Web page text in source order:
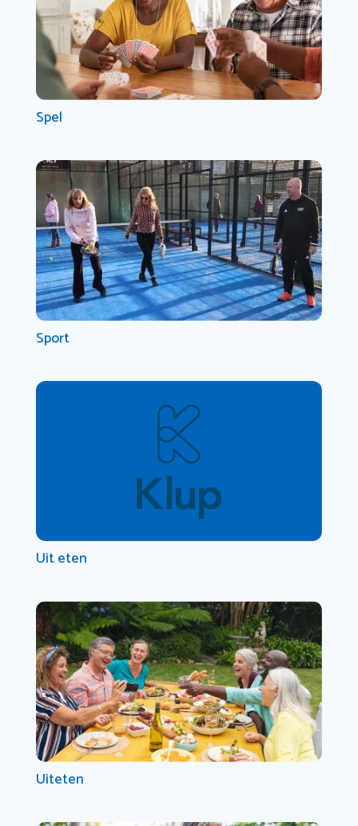
Spel
Sport
Uit eten
Uiteten